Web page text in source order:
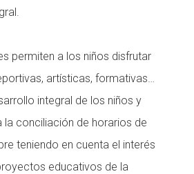
permiten a los niños disfrutar
artísticas, formativas…
integral de los niños y
la conciliación de horarios de
teniendo en cuenta el interés
educativos de la